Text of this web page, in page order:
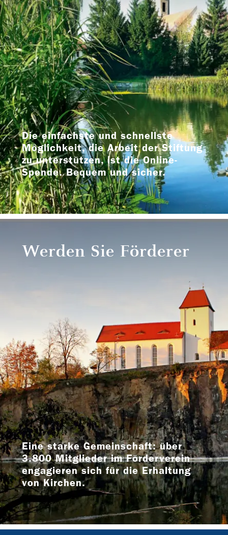
Die einfachste und schnellste
Möglichkeit, die Arbeit der Stiftung
zu unterstützen, ist die Online-
Spende. Bequem und sicher.
Werden Sie Förderer
Eine starke Gemeinschaft: über
3.800 Mitglieder im Förderverein
engagieren sich für die Erhaltung
von Kirchen.